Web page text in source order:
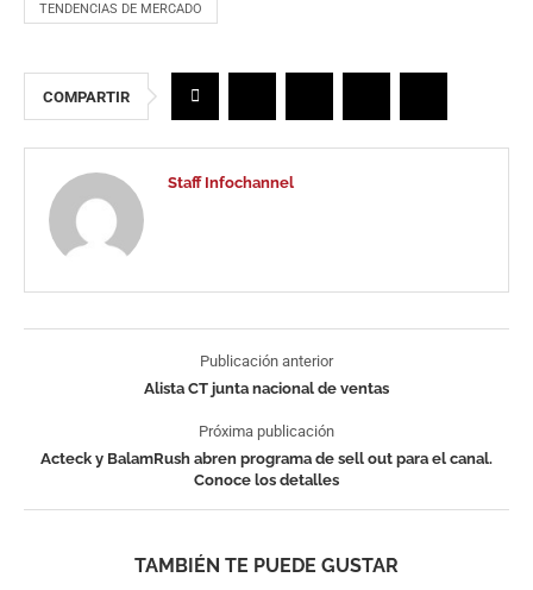
TENDENCIAS DE MERCADO
COMPARTIR
Staff Infochannel
Publicación anterior
Alista CT junta nacional de ventas
Próxima publicación
Acteck y BalamRush abren programa de sell out para el canal.
Conoce los detalles
TAMBIÉN TE PUEDE GUSTAR